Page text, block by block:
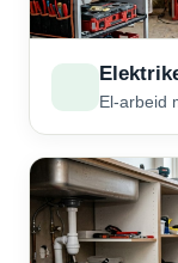
El-arbeid